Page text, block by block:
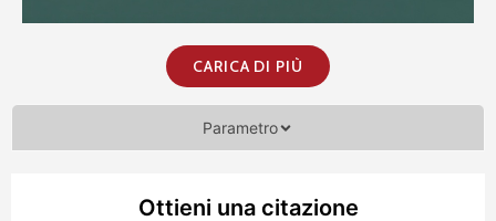
Parametro
CARICA DI PIÙ
Ottieni una citazione